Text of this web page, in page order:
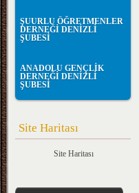
ŞUURLU ÖĞRETMENLER
DERNEĞİ DENİZLİ
ŞUBESİ
ANADOLU GENÇLİK
DERNEĞİ DENİZLİ
ŞUBESİ
Site Haritası
Site Haritası